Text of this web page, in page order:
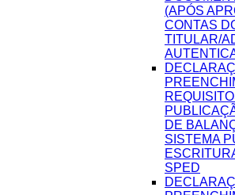
(APÓS
CONTAS
TITULAR/
DE
SISTEMA
SPED